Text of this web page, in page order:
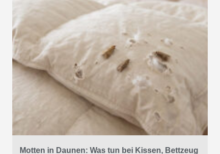
Motten in Daunen: Was tun bei Kissen, Bettzeug